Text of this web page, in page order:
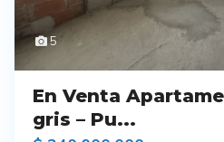
5
En Venta
gris – Pu...